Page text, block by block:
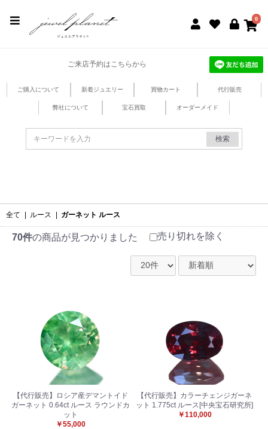
0
ご来店予約はこちらから
ご購入について 新着ジュエリー 買物カート 代行販売
弊社について 宝石買取 オーダーメイド
検索
全て ルース ガーネット ルース
70件の商品が見つかりました 売り切れを除く
【代行販売】ロシア産デマントイド
ガーネット 0.64ct ルース ラウンドカ
ット
￥55,000
【代行販売】カラーチェンジガーネ
ット 1.775ct ルース[中央宝石研究所]
￥110,000